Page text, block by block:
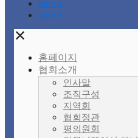
Item 2
Item 3
✕
홈페이지
협회소개
인사말
조직구성
지역회
협회정관
평의원회